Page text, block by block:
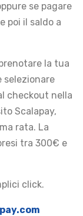
se pagare
poi il saldo a
la tua
checkout nella
Scalapay,
rata. La
tra 300€ e
click.